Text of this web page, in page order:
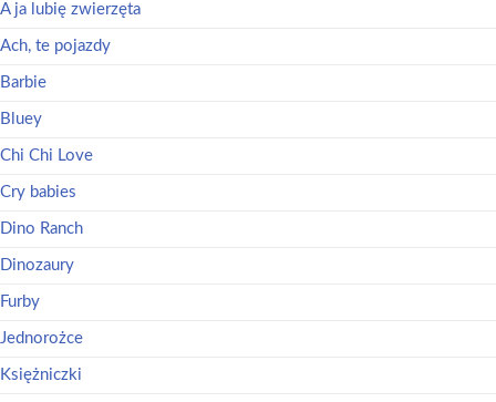
A ja lubię zwierzęta
Ach, te pojazdy
Barbie
Bluey
Chi Chi Love
Cry babies
Dino Ranch
Dinozaury
Furby
Jednorożce
Księżniczki